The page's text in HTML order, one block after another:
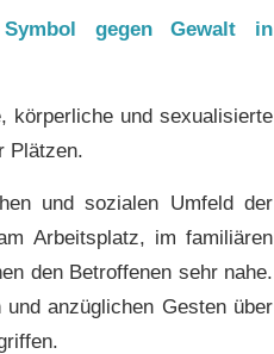
gegen Gewalt in
körperliche und sexualisierte
Plätzen.
und sozialen Umfeld der
Arbeitsplatz, im familiären
den Betroffenen sehr nahe.
anzüglichen Gesten über